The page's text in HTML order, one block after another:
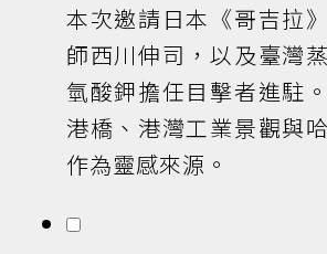
本次邀請日本《哥吉拉
師西川伸司，以及臺灣
氫酸鉀擔任目擊者進駐
港橋、港灣工業景觀與
作為靈感來源。